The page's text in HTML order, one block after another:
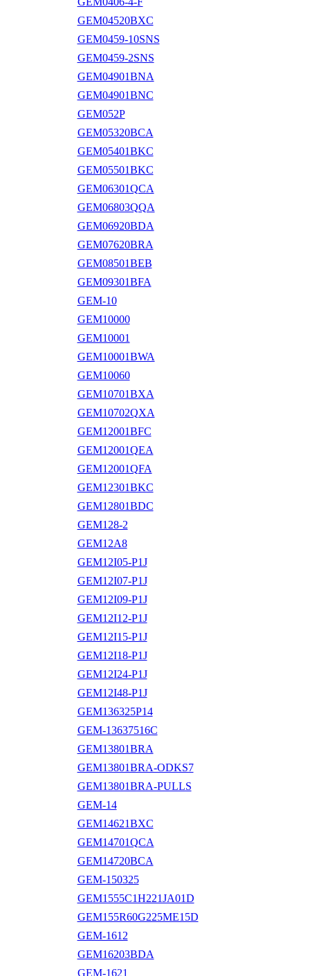
GEM04520BXC
GEM0459-10SNS
GEM0459-2SNS
GEM04901BNA
GEM04901BNC
GEM052P
GEM05320BCA
GEM05401BKC
GEM05501BKC
GEM06301QCA
GEM06803QQA
GEM06920BDA
GEM07620BRA
GEM08501BEB
GEM09301BFA
GEM-10
GEM10000
GEM10001
GEM10001BWA
GEM10060
GEM10701BXA
GEM10702QXA
GEM12001BFC
GEM12001QEA
GEM12001QFA
GEM12301BKC
GEM12801BDC
GEM128-2
GEM12A8
GEM12I05-P1J
GEM12I07-P1J
GEM12I09-P1J
GEM12I12-P1J
GEM12I15-P1J
GEM12I18-P1J
GEM12I24-P1J
GEM12I48-P1J
GEM136325P14
GEM-13637516C
GEM13801BRA
GEM13801BRA-ODKS7
GEM13801BRA-PULLS
GEM-14
GEM14621BXC
GEM14701QCA
GEM14720BCA
GEM-150325
GEM1555C1H221JA01D
GEM155R60G225ME15D
GEM-1612
GEM16203BDA
GEM-1621